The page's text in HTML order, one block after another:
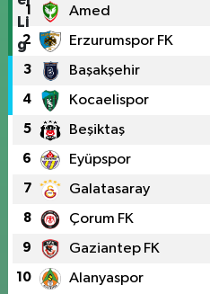
1 Amed
2 Erzurumspor FK
3 Başakşehir
4 Kocaelispor
5 Beşiktaş
6 Eyüpspor
7 Galatasaray
8 Çorum FK
9 Gaziantep FK
10 Alanyaspor